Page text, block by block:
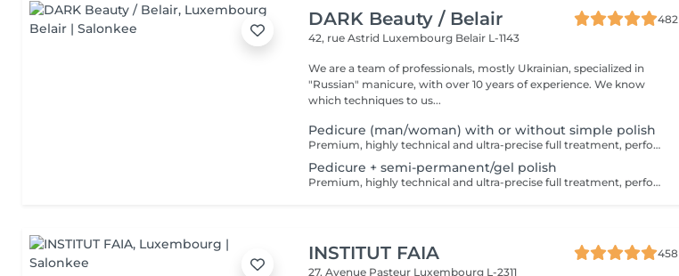
DARK Beauty / Belair
482
42, rue Astrid Luxembourg Belair L-1143
We are a team of professionals, mostly Ukrainian, specialized in
"Russian" manicure, with over 10 years of experience. We know
which techniques to us...
Pedicure (man/woman) with or without simple polish
Premium, highly technical and ultra-precise full treatment, performed mainly with an e-file to achieve a perfectly clean nail contour and apply the polish as close as possible, even slightly under the cuticle. This technique helps visually delay the regrowth by around 10 days. Visual result: -Extremely well-groomed nails, clean contours, flawless shape -Instagram / photo studio effect: neat, precise, with no visible dry skin Service content: -Removal of old semi-permanent and/or gel polish (if needed, please book accordingly this option via this screen) -Very meticulous preparation of the nail plate -Shape and file nails -Gentle cuticle care -Removal of dead skin -Heels are cleaned -Application of a transparent simple polish (if desired) OR application of your own simple polish (if needed, please book accordingly this option via this screen) -Application of cuticle oil and feet cream
Pedicure + semi-permanent/gel polish
Premium, highly technical and ultra-precise full treatment, performed mainly with an e-file to achieve a perfectly clean nail contour and apply the polish as close as possible, even slightly under the cuticle. This technique helps visually delay the regrowth by around 10 days. Visual result: -Extremely well-groomed nails, clean contours, flawless shape -Instagram / photo studio effect: neat, precise, with no visible dry skin A perfect solution for flawless and long-lasting nails: -The average durability is 6 weeks!! Service content: -Removal of old semi-permanent and/or gel polish (if needed, already include in this price/service) -Very meticulous preparation of the nail plate -Shape and file nails -Gentle cuticle care -Removal of dead skin -Heels are cleaned -Application of semi-permanent nail polish -Application of cuticle oil and feet cream Optional : -Price per nail for nail art on up to 5 nails (if so please book "WITH simple design") +3€/nail -Price for simple design (French, Chrome, Baby Boomer, Cat Eyes, Stickers, Foil) 6-10 nails -> +20€ -Price for complex design (3D, Hand drawings, Stamping, French with Chrome, Baby Boomer with Chrome, French with Cat Eyes) 6-10 nails -> +30€ -Price per nail extension/reconstruction, maximum 2 nails (if so please book "WITH extension/reconstruction") +10€/nail
INSTITUT FAIA
458
27, Avenue Pasteur Luxembourg L-2311